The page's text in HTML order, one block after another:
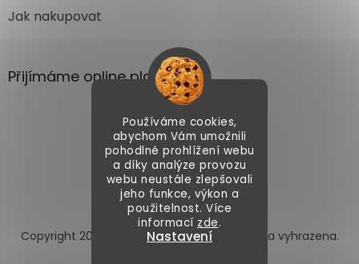
Používáme cookies,
abychom Vám umožnili
pohodlné prohlížení webu
a díky analýze provozu
webu neustále zlepšovali
jeho funkce, výkon a
použitelnost. Více
informací zde.
Nastavení
Jak nakupovat
Přijímáme online platby
Vytvořil Shoptet
Copyright 2026 Autoface.cz. Všechna práva vyhrazena.